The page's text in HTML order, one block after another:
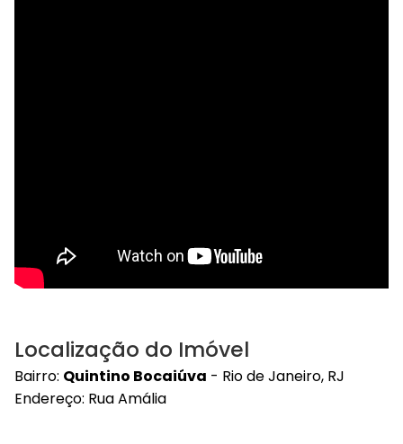
Localização do Imóvel
Bairro: Quintino Bocaiúva - Rio de Janeiro, RJ
Endereço: Rua Amália